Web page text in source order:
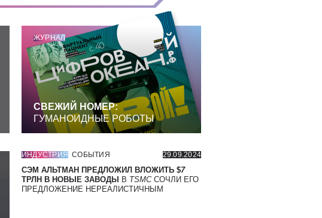
ЖУРНАЛ
СВЕЖИЙ НОМЕР:
ГУМАНОИДНЫЕ РОБОТЫ
ИНДУСТРИЯ СОБЫТИЯ 29.09.2024
СЭМ АЛЬТМАН ПРЕДЛОЖИЛ ВЛОЖИТЬ $7
ТРЛН В НОВЫЕ ЗАВОДЫ
В TSMC СОЧЛИ ЕГО
ПРЕДЛОЖЕНИЕ НЕРЕАЛИСТИЧНЫМ